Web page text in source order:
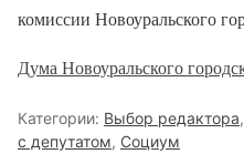
комиссии Новоуральского
Дума Новоуральского
Категории: Выбор редактора,
с депутатом, Социум